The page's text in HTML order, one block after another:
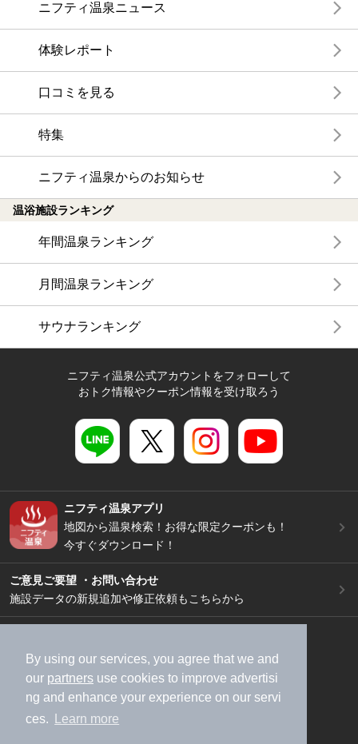
By using our services, you agree that we and
our partners use cookies to improve advertisi
ng and enhance your experience on our servi
ces.
Learn more
ニフティ温泉ニュース
体験レポート
口コミを見る
特集
ニフティ温泉からのお知らせ
温浴施設ランキング
年間温泉ランキング
月間温泉ランキング
サウナランキング
ニフティ温泉公式アカウントをフォローして
おトク情報やクーポン情報を受け取ろう
ニフティ温泉アプリ
地図から温泉検索！お得な限定クーポンも！
今すぐダウンロード！
ご意見ご要望 ・お問い合わせ
施設データの新規追加や修正依頼もこちらから
加盟店募集（資料請求）
広告出稿のご案内
利用規約
ライフスタイルMEMBERS+規約
特定商取引法に基づく表記
ヘルプ
採用情報
運営会社